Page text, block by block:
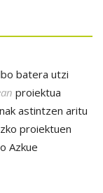
batera utzi
proiektua
astintzen aritu
proiektuen
Azkue